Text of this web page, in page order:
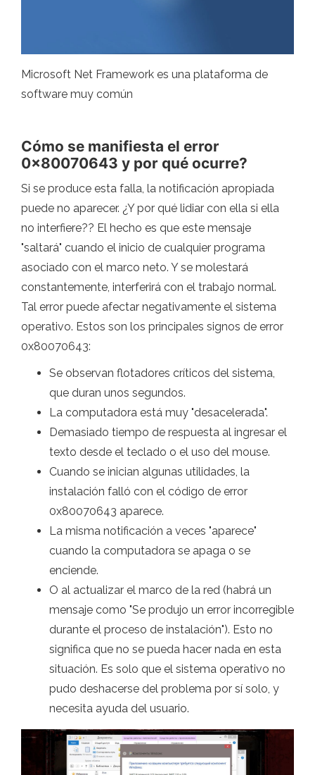
Microsoft Net Framework es una plataforma de
software muy común
Cómo se manifiesta el error
0x80070643 y por qué ocurre?
Si se produce esta falla, la notificación apropiada
puede no aparecer. ¿Y por qué lidiar con ella si ella
no interfiere?? El hecho es que este mensaje
"saltará" cuando el inicio de cualquier programa
asociado con el marco neto. Y se molestará
constantemente, interferirá con el trabajo normal.
Tal error puede afectar negativamente el sistema
operativo. Estos son los principales signos de error
0x80070643:
Se observan flotadores críticos del sistema,
que duran unos segundos.
La computadora está muy "desacelerada".
Demasiado tiempo de respuesta al ingresar el
texto desde el teclado o el uso del mouse.
Cuando se inician algunas utilidades, la
instalación falló con el código de error
0x80070643 aparece.
La misma notificación a veces "aparece"
cuando la computadora se apaga o se
enciende.
O al actualizar el marco de la red (habrá un
mensaje como "Se produjo un error incorregible
durante el proceso de instalación"). Esto no
significa que no se pueda hacer nada en esta
situación. Es solo que el sistema operativo no
pudo deshacerse del problema por sí solo, y
necesita ayuda del usuario.